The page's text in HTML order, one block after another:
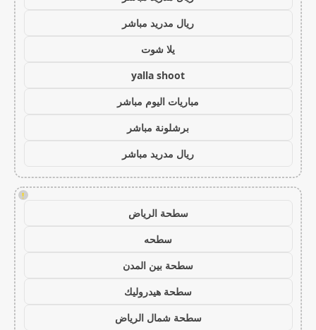
ريال مدريد مباشر
يلا شوت
yalla shoot
مباريات اليوم مباشر
برشلونة مباشر
ريال مدريد مباشر
!
سطحة الرياض
سطحه
سطحة بين المدن
سطحة هيدروليك
سطحة شمال الرياض